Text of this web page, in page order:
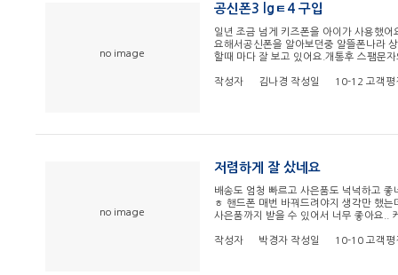
no image
공신폰3 lgㅌ4 구입
일년 조금 넘게 키즈폰을 아이가 사용했
요해서공신폰을 알아보던중 알뜰폰나라
할때 마다 잘 보고 있어요.개통후 스팸문
작성자 김나경 작성일 10-12 고객평
no image
저렴하게 잘 샀네요
배송도 엄청 빠르고 사은품도 넉넉하고
ㅎ 핸드폰 매번 바꿔드려야지 생각만 했
사은품까지 받을 수 있어서 너무 좋아요..
작성자 박경자 작성일 10-10 고객평